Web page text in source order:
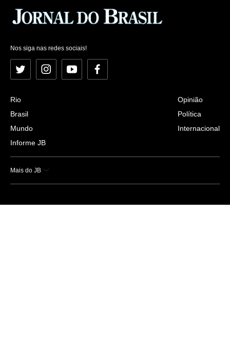
Nos siga nas redes sociais!
Twitter InstagramYouTubeFacebook
Rio
Brasil
Mundo
Informe JB
Opinião
Política
Internacional
Mais do JB
Esportes